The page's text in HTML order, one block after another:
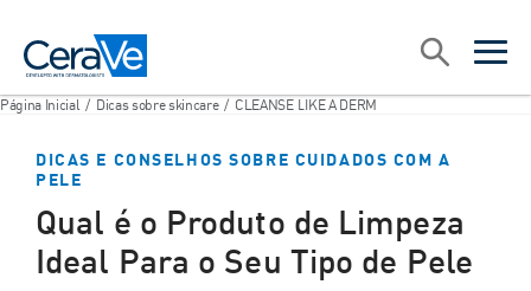
open
open
Procurar
Página Inicial / Dicas sobre skincare / CLEANSE LIKE A DERM
DICAS E CONSELHOS SOBRE CUIDADOS COM A
PELE
Qual é o Produto de Limpeza
Ideal Para o Seu Tipo de Pele